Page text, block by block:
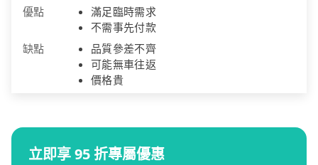
優點
滿足臨時需求
不需事先付款
缺點
品質參差不齊
可能無車往返
價格貴
立即享 95 折專屬優惠